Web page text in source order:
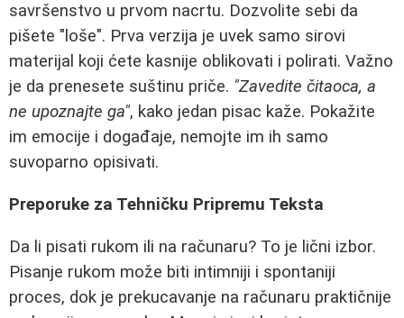
savršenstvo u prvom nacrtu. Dozvolite sebi da
pišete "loše". Prva verzija je uvek samo sirovi
materijal koji ćete kasnije oblikovati i polirati. Važno
je da prenesete suštinu priče. "Zavedite čitaoca, a
ne upoznajte ga", kako jedan pisac kaže. Pokažite
im emocije i događaje, nemojte im ih samo
suvoparno opisivati.
Preporuke za Tehničku Pripremu Teksta
Da li pisati rukom ili na računaru? To je lični izbor.
Pisanje rukom može biti intimniji i spontaniji
proces, dok je prekucavanje na računaru praktičnije